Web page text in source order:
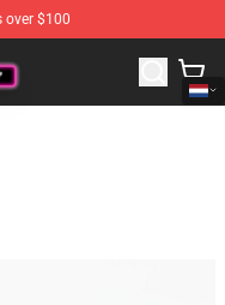
over $100
of Anime Cap